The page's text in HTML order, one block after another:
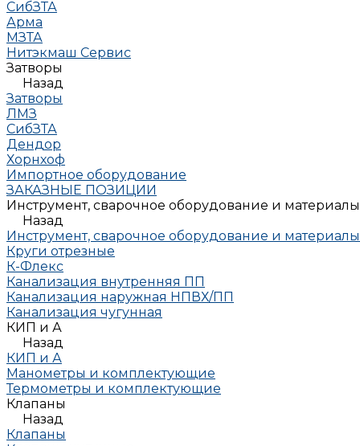
СибЗТА
Арма
МЗТА
Нитэкмаш Сервис
Затворы
Назад
Затворы
ЛМЗ
СибЗТА
Дендор
Хорнхоф
Импортное оборудование
ЗАКАЗНЫЕ ПОЗИЦИИ
Инструмент, сварочное оборудование и материалы
Назад
Инструмент, сварочное оборудование и материалы
Круги отрезные
К-Флекс
Канализация внутренняя ПП
Канализация наружная НПВХ/ПП
Канализация чугунная
КИП и А
Назад
КИП и А
Манометры и комплектующие
Термометры и комплектующие
Клапаны
Назад
Клапаны